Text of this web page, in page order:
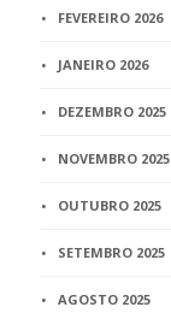
FEVEREIRO 2026
JANEIRO 2026
DEZEMBRO 2025
NOVEMBRO 2025
OUTUBRO 2025
SETEMBRO 2025
AGOSTO 2025